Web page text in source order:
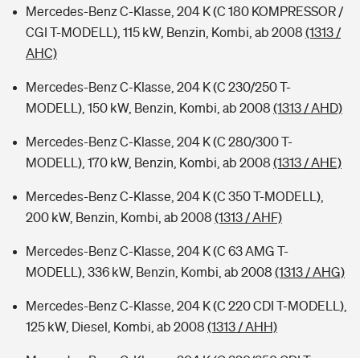
Mercedes-Benz C-Klasse, 204 K (C 180 KOMPRESSOR /
CGI T-MODELL), 115 kW, Benzin, Kombi, ab 2008 (1313 /
AHC)
Mercedes-Benz C-Klasse, 204 K (C 230/250 T-
MODELL), 150 kW, Benzin, Kombi, ab 2008 (1313 / AHD)
Mercedes-Benz C-Klasse, 204 K (C 280/300 T-
MODELL), 170 kW, Benzin, Kombi, ab 2008 (1313 / AHE)
Mercedes-Benz C-Klasse, 204 K (C 350 T-MODELL),
200 kW, Benzin, Kombi, ab 2008 (1313 / AHF)
Mercedes-Benz C-Klasse, 204 K (C 63 AMG T-
MODELL), 336 kW, Benzin, Kombi, ab 2008 (1313 / AHG)
Mercedes-Benz C-Klasse, 204 K (C 220 CDI T-MODELL),
125 kW, Diesel, Kombi, ab 2008 (1313 / AHH)